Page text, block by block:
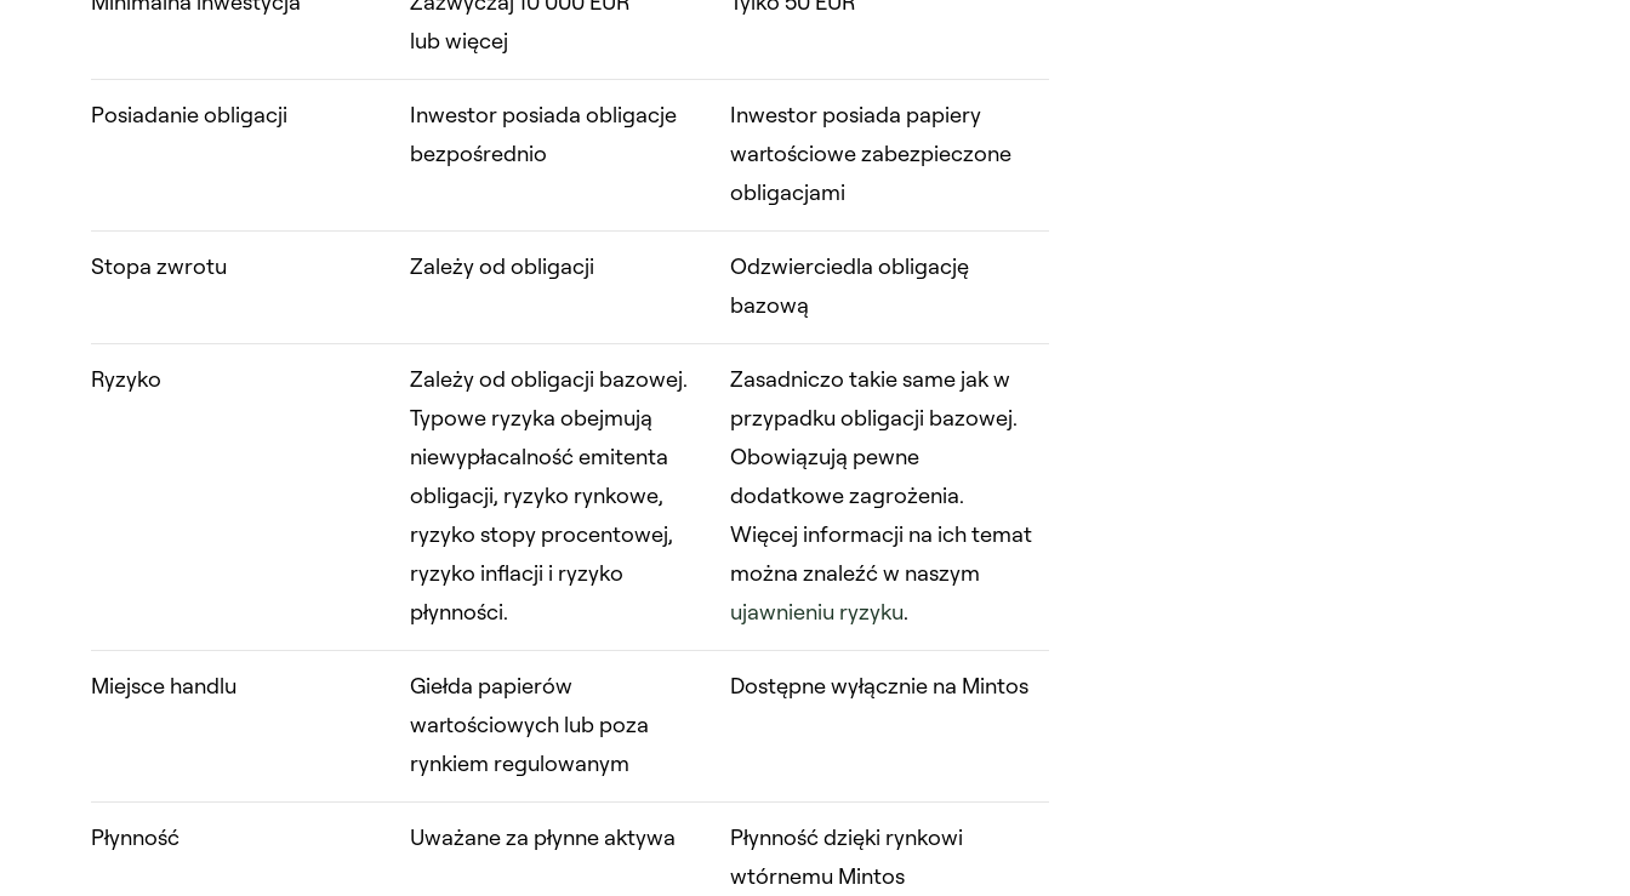
lub więcej
Posiadanie obligacji
Inwestor posiada obligacje
bezpośrednio
Inwestor posiada papiery
wartościowe zabezpieczone
obligacjami
Stopa zwrotu Zależy od obligacji
Odzwierciedla obligację
bazową
Ryzyko
Zależy od obligacji bazowej.
Typowe ryzyka obejmują
niewypłacalność emitenta
obligacji, ryzyko rynkowe,
ryzyko stopy procentowej,
ryzyko inflacji i ryzyko
płynności.
Zasadniczo takie same jak w
przypadku obligacji bazowej.
Obowiązują pewne
dodatkowe zagrożenia.
Więcej informacji na ich temat
można znaleźć w naszym
ujawnieniu ryzyku.
Miejsce handlu
Giełda papierów
wartościowych lub poza
rynkiem regulowanym
Dostępne wyłącznie na Mintos
Płynność Uważane za płynne aktywa
Płynność dzięki rynkowi
wtórnemu Mintos